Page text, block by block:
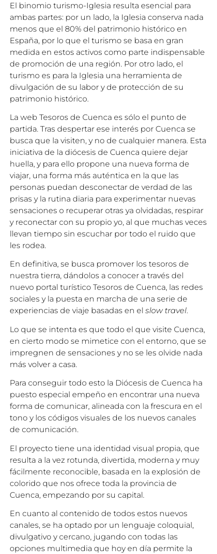
El binomio turismo-Iglesia resulta esencial para
ambas partes: por un lado, la Iglesia conserva nada
menos que el 80% del patrimonio histórico en
España, por lo que el turismo se basa en gran
medida en estos activos como parte indispensable
de promoción de una región. Por otro lado, el
turismo es para la Iglesia una herramienta de
divulgación de su labor y de protección de su
patrimonio histórico.
La web Tesoros de Cuenca es sólo el punto de
partida. Tras despertar ese interés por Cuenca se
busca que la visiten, y no de cualquier manera. Esta
iniciativa de la diócesis de Cuenca quiere dejar
huella, y para ello propone una nueva forma de
viajar, una forma más auténtica en la que las
personas puedan desconectar de verdad de las
prisas y la rutina diaria para experimentar nuevas
sensaciones o recuperar otras ya olvidadas, respirar
y reconectar con su propio yo, al que muchas veces
llevan tiempo sin escuchar por todo el ruido que
les rodea.
En definitiva, se busca promover los tesoros de
nuestra tierra, dándolos a conocer a través del
nuevo portal turístico Tesoros de Cuenca, las redes
sociales y la puesta en marcha de una serie de
experiencias de viaje basadas en el slow travel.
Lo que se intenta es que todo el que visite Cuenca,
en cierto modo se mimetice con el entorno, que se
impregnen de sensaciones y no se les olvide nada
más volver a casa.
Para conseguir todo esto la Diócesis de Cuenca ha
puesto especial empeño en encontrar una nueva
forma de comunicar, alineada con la frescura en el
tono y los códigos visuales de los nuevos canales
de comunicación.
El proyecto tiene una identidad visual propia, que
resulta a la vez rotunda, divertida, moderna y muy
fácilmente reconocible, basada en la explosión de
colorido que nos ofrece toda la provincia de
Cuenca, empezando por su capital.
En cuanto al contenido de todos estos nuevos
canales, se ha optado por un lenguaje coloquial,
divulgativo y cercano, jugando con todas las
opciones multimedia que hoy en día permite la